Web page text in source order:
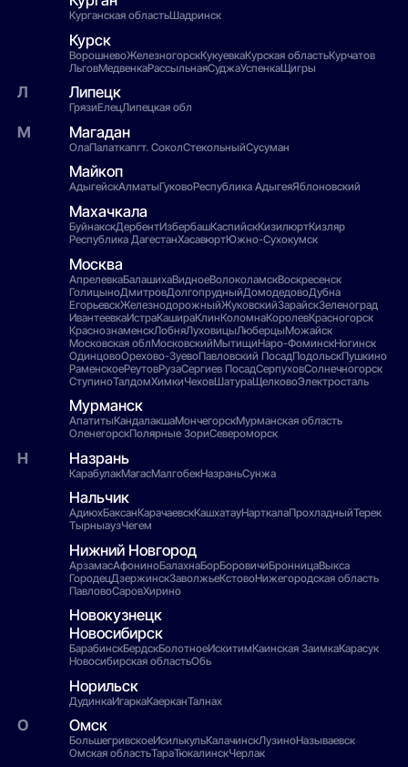
Курганская областьШадринск
Курск
ВорошневоЖелезногорскКукуевкаКурская областьКурчатов
ЛьговМедвенкаРассыльнаяСуджаУспенкаЩигры
Липецк
ГрязиЕлецЛипецкая обл
Магадан
ОлаПалаткапгт. СоколСтекольныйСусуман
Майкоп
АдыгейскАлматыГуковоРеспублика АдыгеяЯблоновский
Махачкала
БуйнакскДербентИзбербашКаспийскКизилюртКизляр
Республика ДагестанХасавюртЮжно-Сухокумск
Москва
АпрелевкаБалашихаВидноеВолоколамскВоскресенск
ГолицыноДмитровДолгопрудныйДомодедовоДубна
ЕгорьевскЖелезнодорожныйЖуковскийЗарайскЗеленоград
ИвантеевкаИстраКашираКлинКоломнаКоролевКрасногорск
КраснознаменскЛобняЛуховицыЛюберцыМожайск
Московская облМосковскийМытищиНаро-ФоминскНогинск
ОдинцовоОрехово-ЗуевоПавловский ПосадПодольскПушкино
РаменскоеРеутовРузаСергиев ПосадСерпуховСолнечногорск
СтупиноТалдомХимкиЧеховШатураЩелковоЭлектросталь
Мурманск
АпатитыКандалакшаМончегорскМурманская область
ОленегорскПолярные ЗориСевероморск
Назрань
КарабулакМагасМалгобекНазраньСунжа
Нальчик
АдиюхБаксанКарачаевскКашхатауНарткалаПрохладныйТерек
ТырныаузЧегем
Нижний Новгород
АрзамасАфониноБалахнаБорБоровичиБронницаВыкса
ГородецДзержинскЗаволжьеКстовоНижегородская область
ПавловоСаровХирино
Новокузнецк
Новосибирск
БарабинскБердскБолотноеИскитимКаинская ЗаимкаКарасук
Новосибирская областьОбь
Норильск
ДудинкаИгаркаКаерканТалнах
Омск
БольшегривскоеИсилькульКалачинскЛузиноНазываевск
Омская областьТараТюкалинскЧерлак